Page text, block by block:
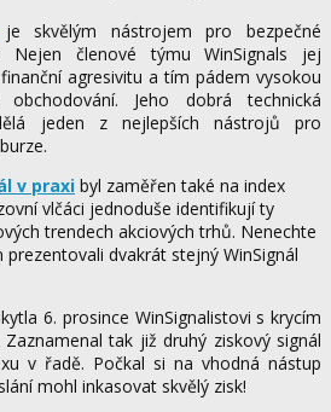
je skvělým nástrojem pro bezpečné
Nejen členové týmu WinSignals jej
agresivitu a tím pádem vysokou
Jeho dobrá technická
jeden z nejlepších nástrojů pro
v praxi byl zaměřen také na index
vlčáci jednoduše identifikují ty
trendech akciových trhů. Nenechte
dvakrát stejný WinSignál
6. prosince WinSignalistovi s krycím
tak již druhý ziskový signál
v řadě. Počkal si na vhodná nástup
mohl inkasovat skvělý zisk!